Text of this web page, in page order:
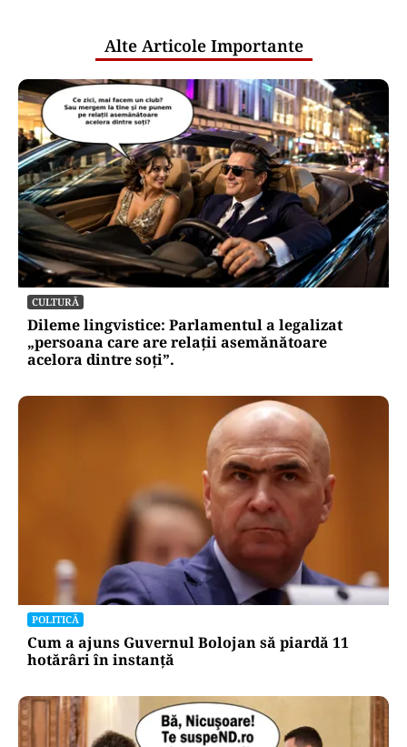
Alte Articole Importante
CULTURĂ
Dileme lingvistice: Parlamentul a legalizat
„persoana care are relații asemănătoare
acelora dintre soți”.
POLITICĂ
Cum a ajuns Guvernul Bolojan să piardă 11
hotărâri în instanță